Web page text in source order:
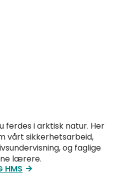
ferdes i arktisk natur. Her
vårt sikkerhetsarbeid,
og faglige
lærere.
HMS